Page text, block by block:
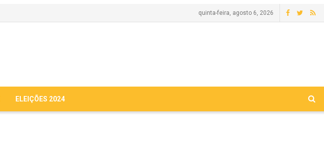
quinta-feira, agosto 6, 2026
ELEIÇÕES 2024